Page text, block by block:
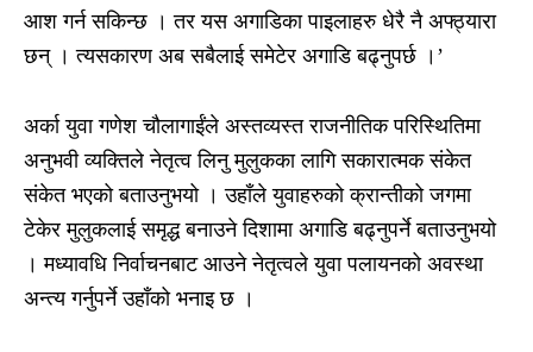
आश गर्न सकिन्छ । तर यस अगाडिका पाइलाहरु धेरै नै अफ्ठ्यारा
छन् । त्यसकारण अब सबैलाई समेटेर अगाडि बढ्नुपर्छ ।’
अर्का युवा गणेश चौलागाईंले अस्तव्यस्त राजनीतिक परिस्थितिमा
अनुभवी व्यक्तिले नेतृत्व लिनु मुलुकका लागि सकारात्मक संकेत
संकेत भएको बताउनुभयो । उहाँले युवाहरुको क्रान्तीको जगमा
टेकेर मुलुकलाई समृद्ध बनाउने दिशामा अगाडि बढ्नुपर्ने बताउनुभयो
। मध्यावधि निर्वाचनबाट आउने नेतृत्वले युवा पलायनको अवस्था
अन्त्य गर्नुपर्ने उहाँको भनाइ छ ।